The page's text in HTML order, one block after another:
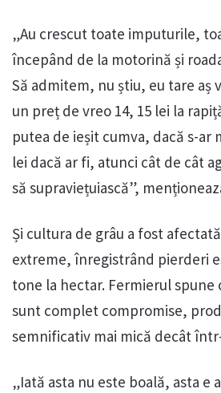
„Au crescut toate imputurile,
începând de la motorină și
Să admitem, nu știu, eu tare aș
un preț de vreo 14, 15 lei la
putea de ieșit cumva, dacă s-ar
lei dacă ar fi, atunci cât de cât
să supraviețuiască”,
Și cultura de grâu a fost
extreme, înregistrând pierderi
tone la hectar. Fermierul spune
sunt complet compromise,
semnificativ mai mică decât
„Iată asta nu este boală, asta e